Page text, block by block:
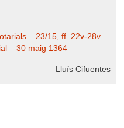
– 23/15, ff. 22v-28v –
– 30 maig 1364
Lluís Cifuentes